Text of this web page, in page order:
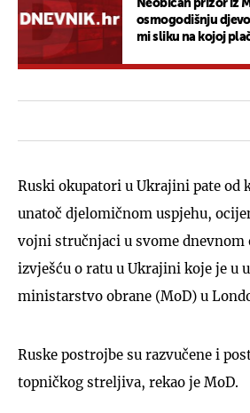
Neobičan prizor iz
osmogodišnju
mi sliku na kojoj
Ruski okupatori u Ukrajini pate od
unatoč djelomičnom uspjehu,
vojni stručnjaci u svome dnevnom
izvješću o ratu u Ukrajini koje je u
ministarstvo obrane (MoD) u
Ruske postrojbe su razvučene i
topničkog streljiva, rekao je MoD.